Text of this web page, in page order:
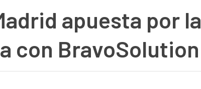
apuesta por la
con BravoSolution